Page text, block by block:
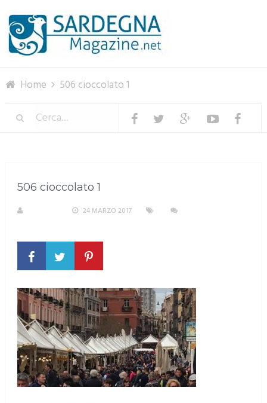
Home 506 cioccolato 1
506 cioccolato 1
24 MARZO 2017